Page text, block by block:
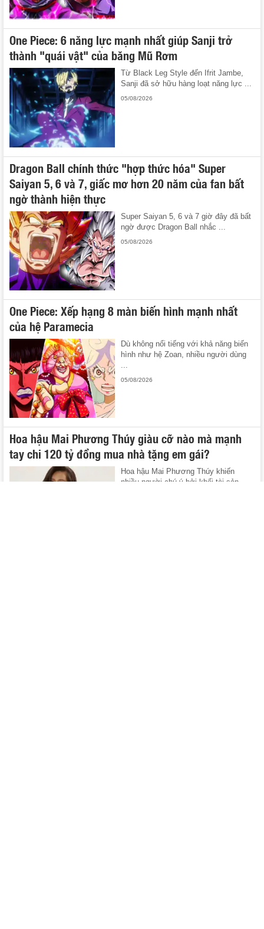
One Piece: 6 năng lực mạnh nhất giúp Sanji trở
thành "quái vật" của băng Mũ Rơm
Từ Black Leg Style đến Ifrit Jambe,
Sanji đã sở hữu hàng loạt năng lực ...
05/08/2026
Dragon Ball chính thức "hợp thức hóa" Super
Saiyan 5, 6 và 7, giấc mơ hơn 20 năm của fan bất
ngờ thành hiện thực
Super Saiyan 5, 6 và 7 giờ đây đã bất
ngờ được Dragon Ball nhắc ...
05/08/2026
One Piece: Xếp hạng 8 màn biến hình mạnh nhất
của hệ Paramecia
Dù không nổi tiếng với khả năng biến
hình như hệ Zoan, nhiều người dùng
05/08/2026
Hoa hậu Mai Phương Thúy giàu cỡ nào mà mạnh
tay chi 120 tỷ đồng mua nhà tặng em gái?
Hoa hậu Mai Phương Thúy khiến
nhiều người chú ý bởi khối tài sản